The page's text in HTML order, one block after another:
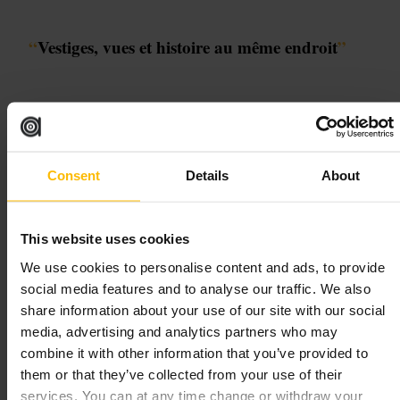
Consent Details About
This website uses cookies
We use cookies to personalise content and ads, to provide
social media features and to analyse our traffic. We also
share information about your use of our site with our social
media, advertising and analytics partners who may
combine it with other information that you’ve provided to
them or that they’ve collected from your use of their
services. You can at any time change or withdraw your
“Vestiges, vues et histoire au même endroit”
Convient pour
Visite
Vous trouverez des structures en pierre, des plates-formes où étaient
installées des pièces d’artillerie et des panneaux explicatifs. Le site ne
demande pas une longue visite, mais il offre une bonne mise en
contexte historique et des perspectives sur l’urbanisme d’Edimbourg.
Planifiez votre visite